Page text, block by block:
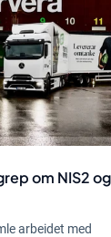
om NIS2 og
arbeidet med